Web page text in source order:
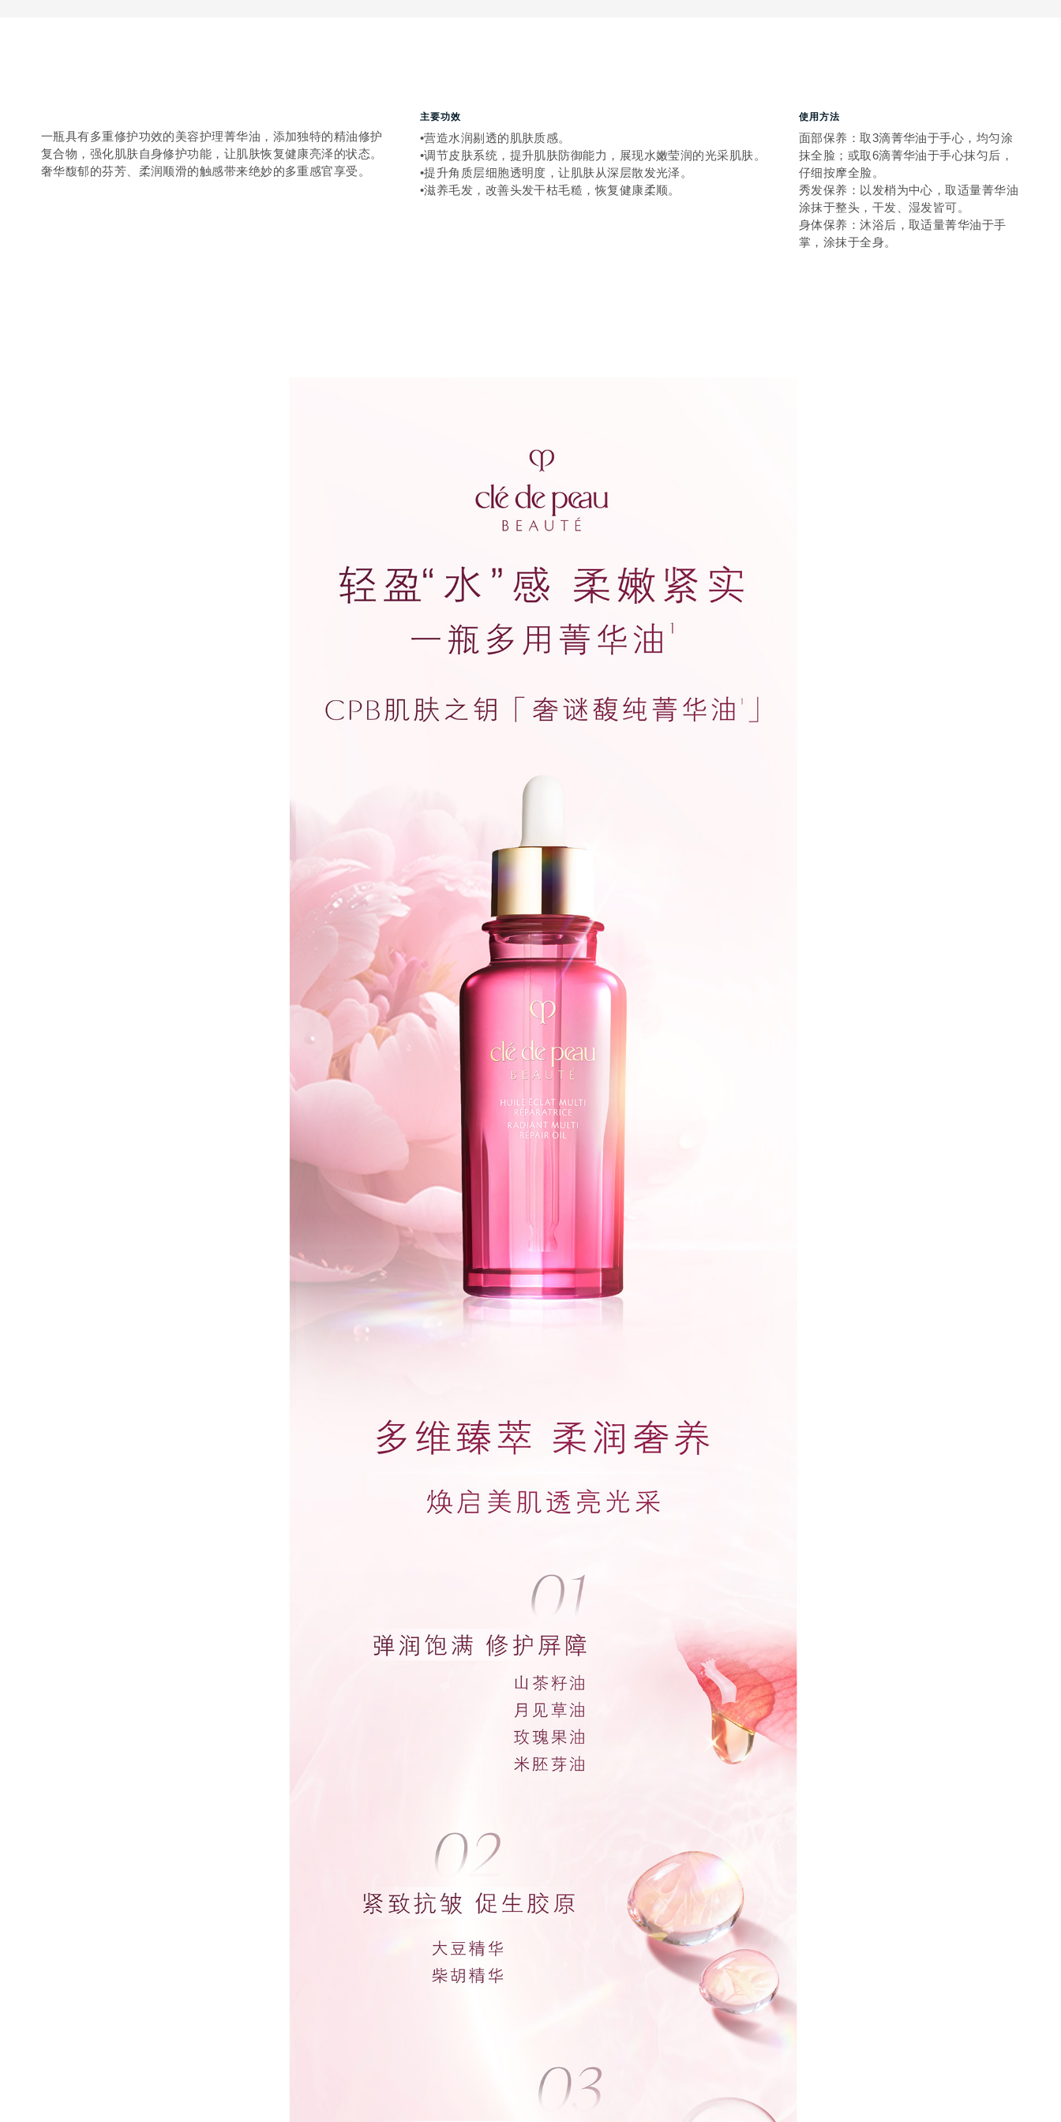
一瓶具有多重修护功效的美容护理菁华油，添加独特的精油修护
复合物，强化肌肤自身修护功能，让肌肤恢复健康亮泽的状态。
奢华馥郁的芬芳、柔润顺滑的触感带来绝妙的多重感官享受。
主要功效
•营造水润剔透的肌肤质感。
•调节皮肤系统，提升肌肤防御能力，展现水嫩莹润的光采肌肤。
•提升角质层细胞透明度，让肌肤从深层散发光泽。
•滋养毛发，改善头发干枯毛糙，恢复健康柔顺。
使用方法
面部保养：取3滴菁华油于手心，均匀涂
抹全脸；或取6滴菁华油于手心抹匀后，
仔细按摩全脸。
秀发保养：以发梢为中心，取适量菁华油
涂抹于整头，干发、湿发皆可。
身体保养：沐浴后，取适量菁华油于手
掌，涂抹于全身。